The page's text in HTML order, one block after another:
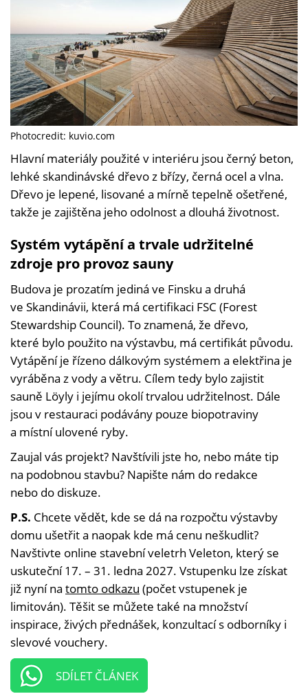
Photocredit: kuvio.com
Hlavní materiály použité v interiéru jsou černý beton,
lehké skandinávské dřevo z břízy, černá ocel a vlna.
Dřevo je lepené, lisované a mírně tepelně ošetřené,
takže je zajištěna jeho odolnost a dlouhá životnost.
Systém vytápění a trvale udržitelné
zdroje pro provoz sauny
Budova je prozatím jediná ve Finsku a druhá
ve Skandinávii, která má certifikaci FSC (Forest
Stewardship Council). To znamená, že dřevo,
které bylo použito na výstavbu, má certifikát původu.
Vytápění je řízeno dálkovým systémem a elektřina je
vyráběna z vody a větru. Cílem tedy bylo zajistit
sauně Löyly i jejímu okolí trvalou udržitelnost. Dále
jsou v restauraci podávány pouze biopotraviny
a místní ulovené ryby.
Zaujal vás projekt? Navštívili jste ho, nebo máte tip
na podobnou stavbu? Napište nám do redakce
nebo do diskuze.
P.S. Chcete vědět, kde se dá na rozpočtu výstavby
domu ušetřit a naopak kde má cenu neškudlit?
Navštivte online stavební veletrh Veleton, který se
uskuteční 17. – 31. ledna 2027. Vstupenku lze získat
již nyní na tomto odkazu (počet vstupenek je
limitován). Těšit se můžete také na množství
inspirace, živých přednášek, konzultací s odborníky i
slevové vouchery.
SDÍLET ČLÁNEK